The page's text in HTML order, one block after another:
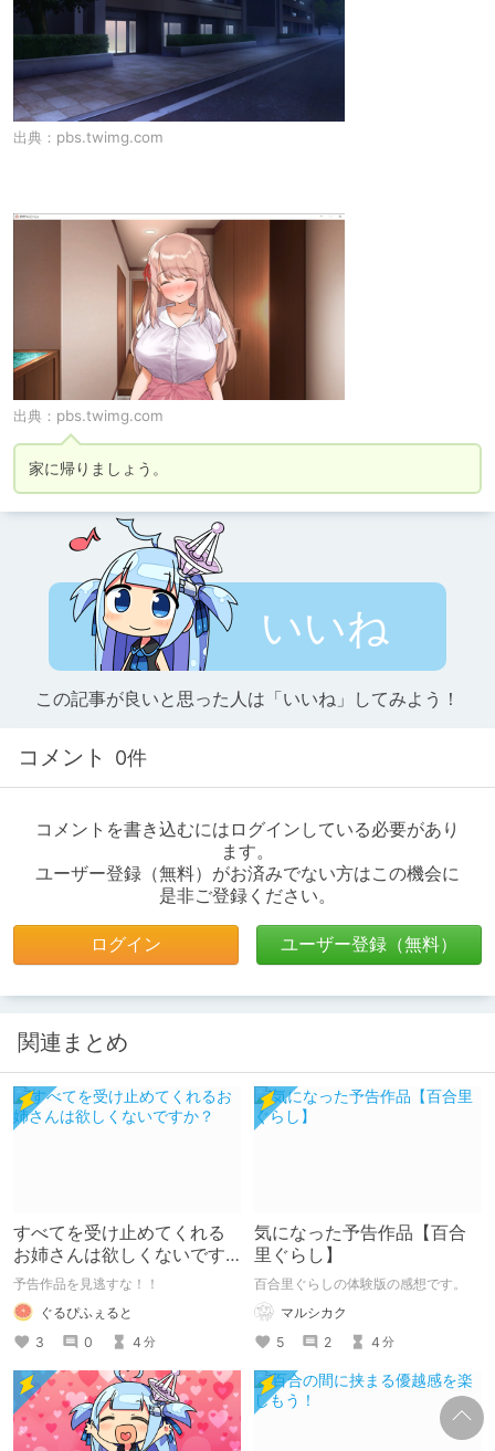
出典： pbs.twimg.com
出典： pbs.twimg.com
家に帰りましょう。
いいね
この記事が良いと思った人は「いいね」してみよう！
コメント 0件
コメントを書き込むにはログインしている必要があり
ます。
ユーザー登録（無料）がお済みでない方はこの機会に
是非ご登録ください。
ログイン ユーザー登録（無料）
関連まとめ
すべてを受け止めてくれる
お姉さんは欲しくないです
か？
予告作品を見逃すな！！
ぐるぴふぇると
3
0 4 分
気になった予告作品【百合
里ぐらし】
百合里ぐらしの体験版の感想です。
マルシカク
5
2 4 分